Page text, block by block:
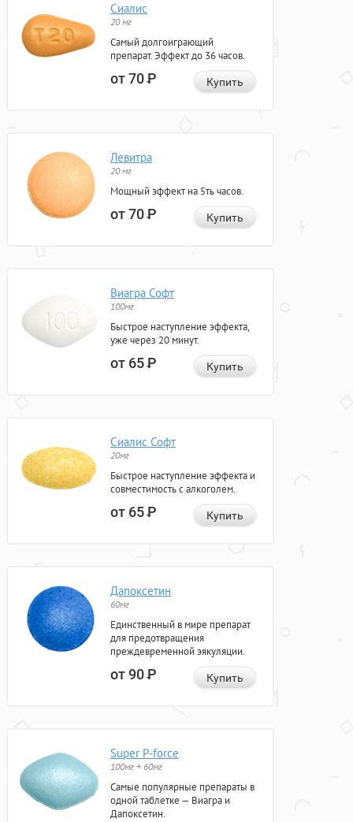
Сиалис
20 мг
Самый долгоиграющий
препарат. Эффект до 36 часов.
от 70Р Купить
Левитра
20 мг
Мощный эффект на 5ть часов.
от 70Р Купить
Виагра Софт
100мг
Быстрое наступление эффекта,
уже через 20 минут.
от 65Р Купить
Сиалис Софт
20мг
Быстрое наступление эффекта и
совместимость с алкоголем.
от 65Р Купить
Дапоксетин
60мг
Единственный в мире препарат
для предотвращения
преждевременной эякуляции.
от 90Р Купить
Super P-force
100мг + 60мг
Самые популярные препараты в
одной таблетке — Виагра и
Дапоксетин.